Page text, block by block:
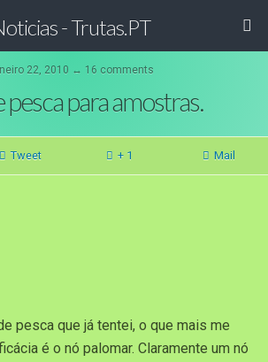
- Trutas.PT
22, 2010 ↔ 16 comments
pesca para amostras.
Tweet + 1 Mail
pesca que já tentei, o que mais me
é o nó palomar. Claramente um nó